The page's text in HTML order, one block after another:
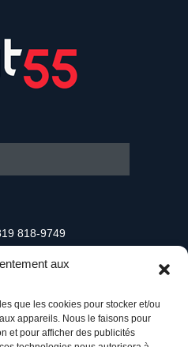
aux
que les cookies pour stocker et/ou
appareils. Nous le faisons pour
et pour afficher des publicités
818-9749
publicitaires